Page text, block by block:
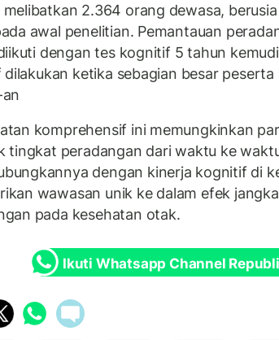
melibatkan 2.364 orang dewasa,
awal penelitian. Pemantauan
dengan tes kognitif 5 tahun
ketika sebagian besar peserta
komprehensif ini memungkinkan
tingkat peradangan dari waktu ke
dengan kinerja kognitif di
wawasan unik ke dalam efek
pada kesehatan otak.
Ikuti Whatsapp Channel